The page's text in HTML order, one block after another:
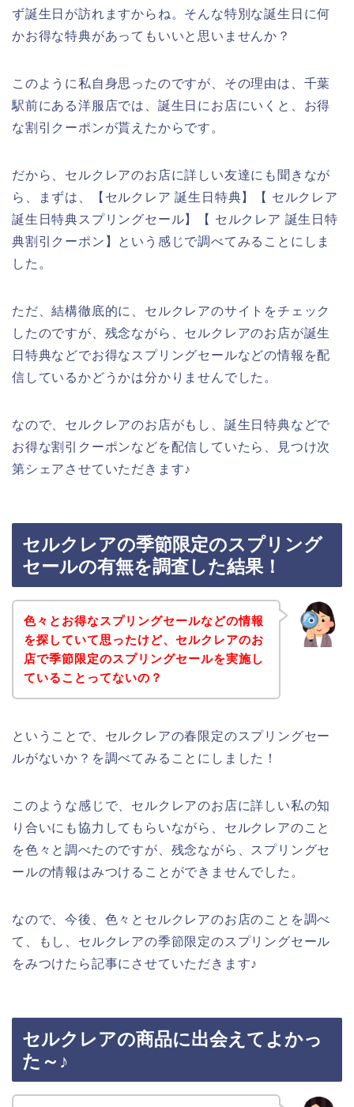
ず誕生日が訪れますからね。そんな特別な誕生日に何
かお得な特典があってもいいと思いませんか？
このように私自身思ったのですが、その理由は、千葉
駅前にある洋服店では、誕生日にお店にいくと、お得
な割引クーポンが貰えたからです。
だから、セルクレアのお店に詳しい友達にも聞きなが
ら、まずは、【セルクレア 誕生日特典】【 セルクレア
誕生日特典スプリングセール】【 セルクレア 誕生日特
典割引クーポン】という感じで調べてみることにしま
した。
ただ、結構徹底的に、セルクレアのサイトをチェック
したのですが、残念ながら、セルクレアのお店が誕生
日特典などでお得なスプリングセールなどの情報を配
信しているかどうかは分かりませんでした。
なので、セルクレアのお店がもし、誕生日特典などで
お得な割引クーポンなどを配信していたら、見つけ次
第シェアさせていただきます♪
セルクレアの季節限定のスプリング
セールの有無を調査した結果！
色々とお得なスプリングセールなどの情報
を探していて思ったけど、セルクレアのお
店で季節限定のスプリングセールを実施し
ていることってないの？
ということで、セルクレアの春限定のスプリングセー
ルがないか？を調べてみることにしました！
このような感じで、セルクレアのお店に詳しい私の知
り合いにも協力してもらいながら、セルクレアのこと
を色々と調べたのですが、残念ながら、スプリングセ
ールの情報はみつけることができませんでした。
なので、今後、色々とセルクレアのお店のことを調べ
て、もし、セルクレアの季節限定のスプリングセール
をみつけたら記事にさせていただきます♪
セルクレアの商品に出会えてよかっ
た～♪